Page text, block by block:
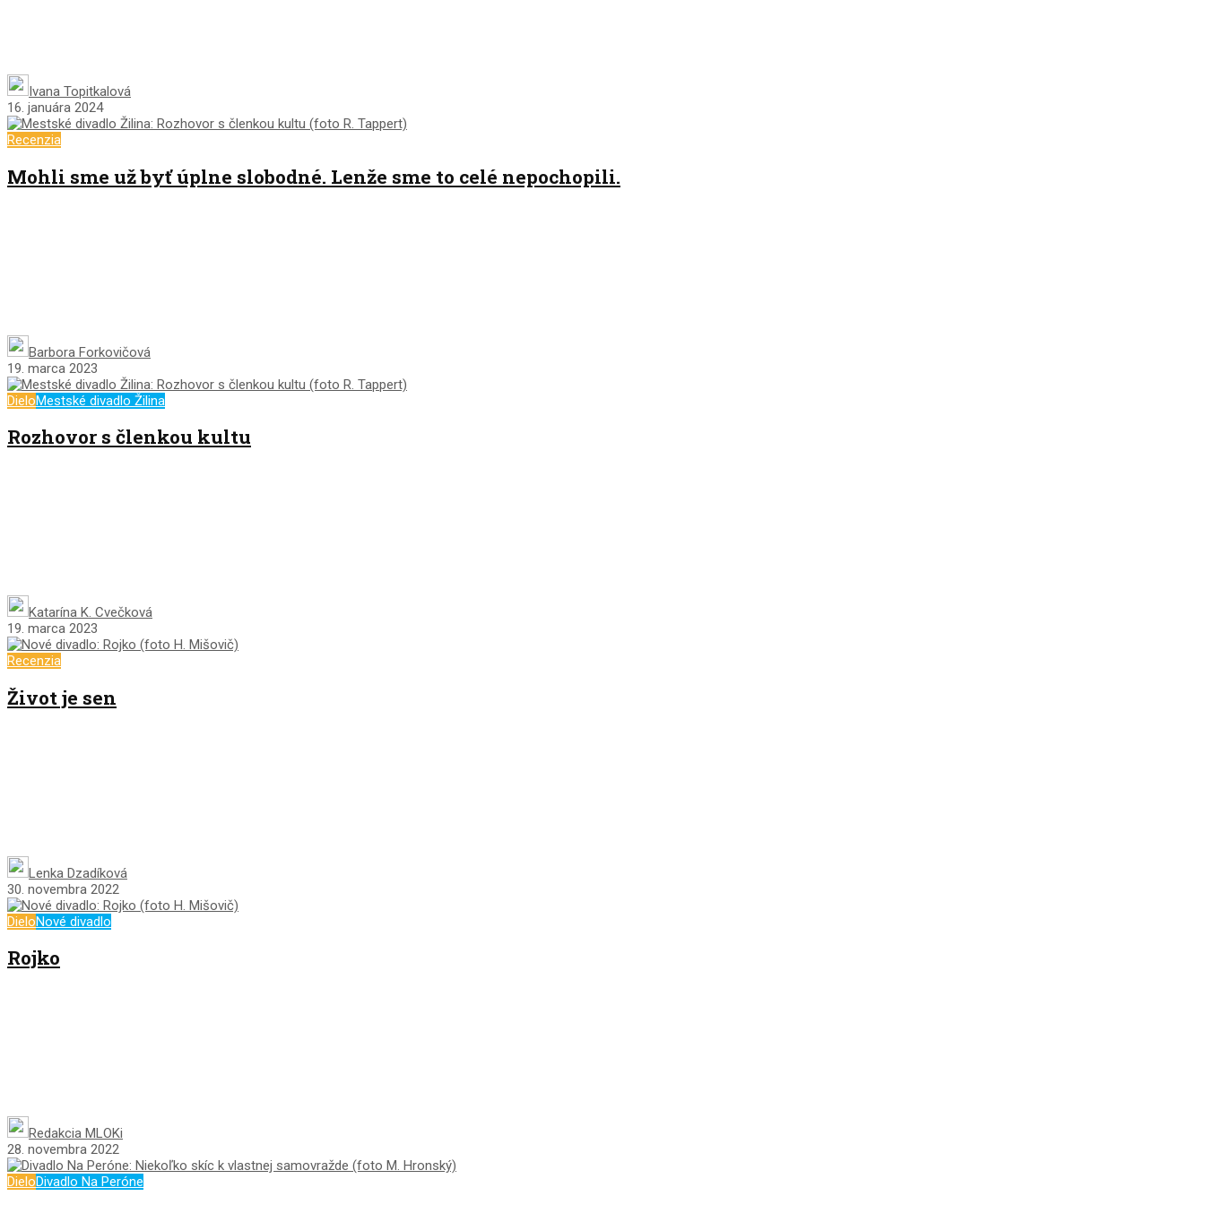
Ivana Topitkalová
16. januára 2024
Recenzia
Mohli sme už byť úplne slobodné. Lenže sme to celé nepochopili.
Barbora Forkovičová
19. marca 2023
DieloMestské divadlo Žilina
Rozhovor s členkou kultu
Katarína K. Cvečková
19. marca 2023
Recenzia
Život je sen
Lenka Dzadíková
30. novembra 2022
DieloNové divadlo
Rojko
Redakcia MLOKi
28. novembra 2022
DieloDivadlo Na Peróne